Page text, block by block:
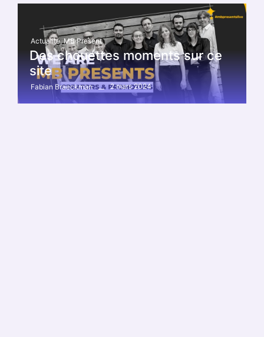
Actualité, MB Present
Des chouettes moments sur ce
site
Fabian Braeckman 2 mars 2024